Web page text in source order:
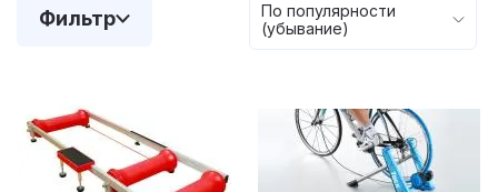
Фильтр
По популярности
(убывание)